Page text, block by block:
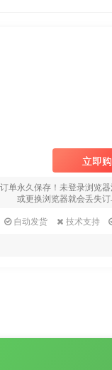
立即
单永久保存！未登录浏览
或更换浏览器就会丢失订
自动发货 技术支持